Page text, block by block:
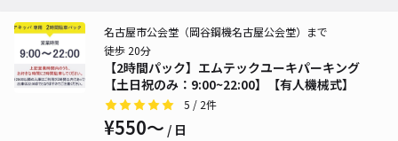
【2時間パック】エムテックユーキパーキング
【土日祝のみ：9:00~22:00】【有人機械式】
名古屋市公会堂（岡谷鋼機名古屋公会堂）まで
徒歩 20分
5 / 2件
¥550〜 / 日